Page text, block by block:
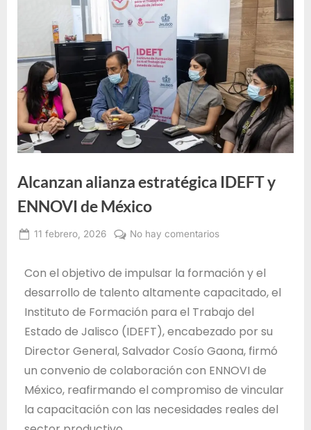
e
F
o
r
m
a
c
n
r
e
l
T
r
a
b
a
j
Alcanzan alianza estratégica IDEFT y
ENNOVI de México
11 febrero, 2026
Santos
Jiménez
No hay comentarios
Con el objetivo de impulsar la formación y el
desarrollo de talento altamente capacitado, el
Instituto de Formación para el Trabajo del
Estado de Jalisco (IDEFT), encabezado por su
Director General, Salvador Cosío Gaona, firmó
un convenio de colaboración con ENNOVI de
México, reafirmando el compromiso de vincular
la capacitación con las necesidades reales del